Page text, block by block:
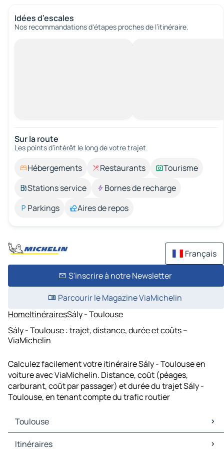
Idées d’escales
Nos recommandations d'étapes proches de l’itinéraire.
Sur la route
Les points d’intérêt le long de votre trajet.
Hébergements Restaurants
Tourisme
Stations service
Bornes de recharge
Parkings
Aires de repos
Français
S'inscrire à notre Newsletter
Parcourir le Magazine ViaMichelin
HomeItinérairesSály - Toulouse
Sály - Toulouse : trajet, distance, durée et coûts –
ViaMichelin
Calculez facilement votre itinéraire Sály - Toulouse en
voiture avec ViaMichelin. Distance, coût (péages,
carburant, coût par passager) et durée du trajet Sály -
Toulouse, en tenant compte du trafic routier
Toulouse
Toulouse Cartes et plans
Itinéraires